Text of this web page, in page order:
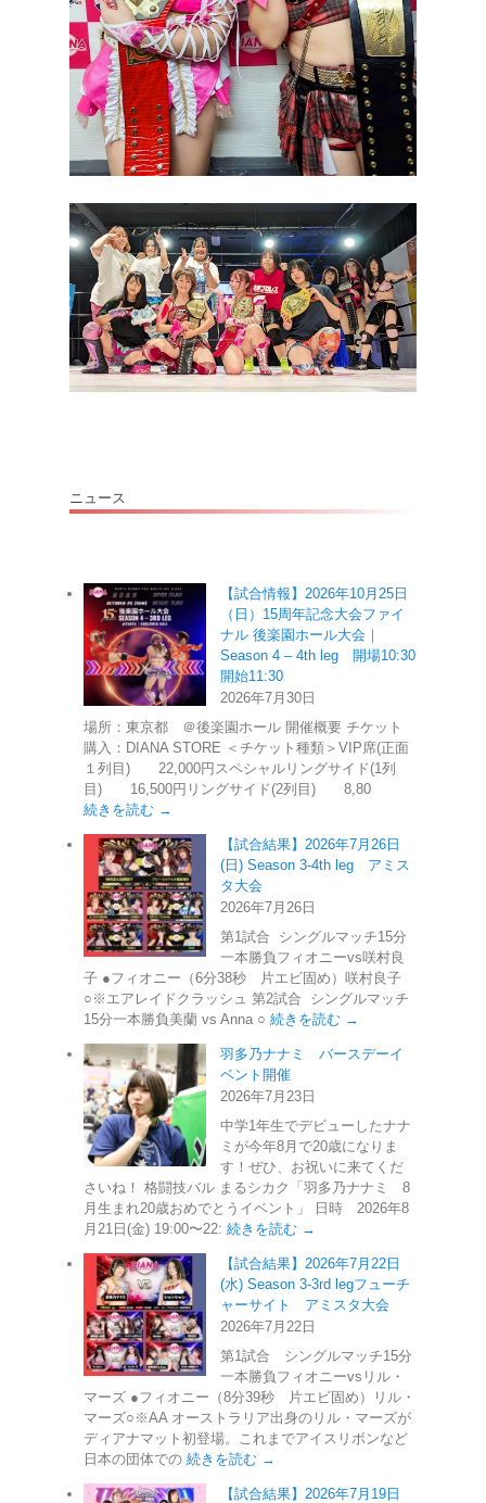
ニュース
【試合情報】2026年10月25日
（日）15周年記念大会ファイ
ナル 後楽園ホール大会｜
Season 4 – 4th leg 開場10:30
開始11:30
2026年7月30日
場所：東京都 ＠後楽園ホール 開催概要 チケット
購入：DIANA STORE ＜チケット種類＞VIP席(正面
１列目) 22,000円スペシャルリングサイド(1列
目) 16,500円リングサイド(2列目) 8,80
続きを読む →
【試合結果】2026年7月26日
(日) Season 3-4th leg アミス
タ大会
2026年7月26日
第1試合 シングルマッチ15分
一本勝負フィオニーvs咲村良
子 ●フィオニー（6分38秒 片エビ固め）咲村良子
○※エアレイドクラッシュ 第2試合 シングルマッチ
15分一本勝負美蘭 vs Anna ○ 続きを読む →
羽多乃ナナミ バースデーイ
ベント開催
2026年7月23日
中学1年生でデビューしたナナ
ミが今年8月で20歳になりま
す！ぜひ、お祝いに来てくだ
さいね！ 格闘技バル まるシカク「羽多乃ナナミ 8
月生まれ20歳おめでとうイベント」 日時 2026年8
月21日(金) 19:00〜22: 続きを読む →
【試合結果】2026年7月22日
(水) Season 3-3rd legフューチ
ャーサイト アミスタ大会
2026年7月22日
第1試合 シングルマッチ15分
一本勝負フィオニーvsリル・
マーズ ●フィオニー（8分39秒 片エビ固め）リル・
マーズ○※AA オーストラリア出身のリル・マーズが
ディアナマット初登場。これまでアイスリボンなど
日本の団体での 続きを読む →
【試合結果】2026年7月19日